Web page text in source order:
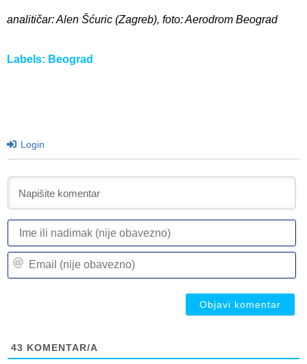
analitičar: Alen Šćuric (Zagreb), foto: Aerodrom Beograd
Labels: Beograd
Login
43 KOMENTAR/A